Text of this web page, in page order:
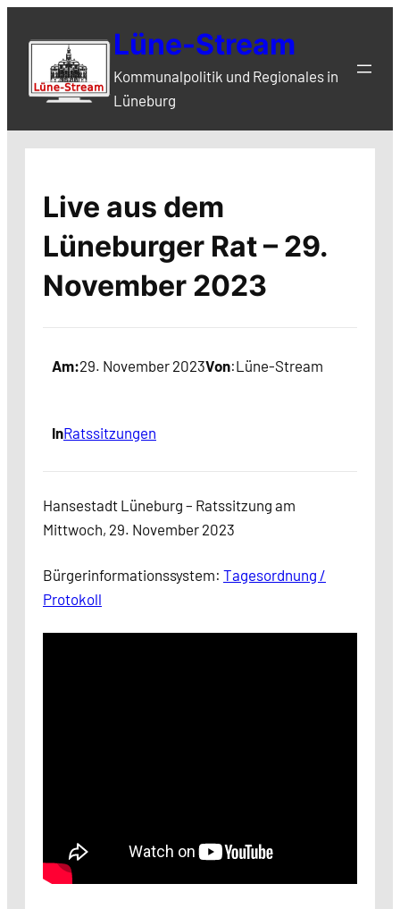
Inhalt
springen
Lüne-Stream
Kommunalpolitik und Regionales in
Lüneburg
Live aus dem
Lüneburger Rat – 29.
November 2023
Am:29. November 2023Von:Lüne-Stream
InRatssitzungen
Hansestadt Lüneburg – Ratssitzung am
Mittwoch, 29. November 2023
Bürgerinformationssystem: Tagesordnung /
Protokoll